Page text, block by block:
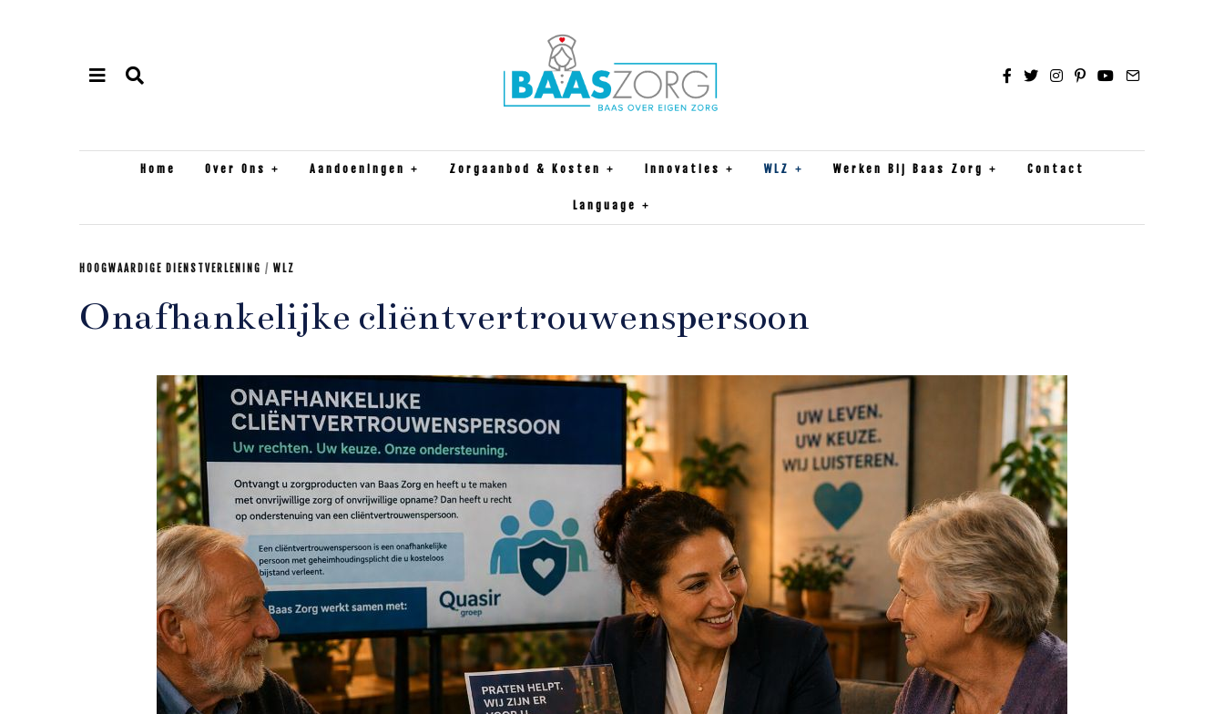
Home Over Ons Aandoeningen Zorgaanbod & Kosten Innovaties WLZ Werken Bij Baas Zorg Contact
Language
HOOGWAARDIGE DIENSTVERLENING / WLZ
Onafhankelijke cliëntvertrouwenspersoon